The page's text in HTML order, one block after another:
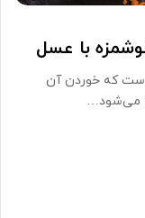
با عسل
که خوردن آن
می‌شود…